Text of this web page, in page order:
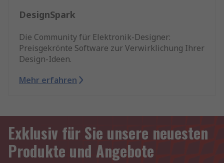
DesignSpark
Die Community für Elektronik-Designer:
Preisgekrönte Software zur Verwirklichung Ihrer
Design-Ideen.
Mehr erfahren
Exklusiv für Sie unsere neuesten
Produkte und Angebote